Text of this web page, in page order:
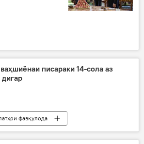
писараки 14-сола аз
фавқулода